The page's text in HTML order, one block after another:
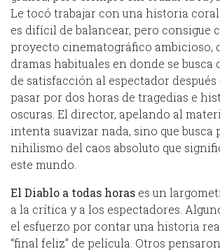
Le tocó trabajar con una historia coral
es difícil de balancear, pero consigue
proyecto cinematográfico ambicioso,
dramas habituales en donde se busca
de satisfacción al espectador
pasar por dos horas de tragedias e
oscuras. El director, apelando al
intenta suavizar nada, sino que busca
nihilismo del caos absoluto que
este mundo.
El Diablo a todas horas es un
a la crítica y a los espectadores.
el esfuerzo por contar una historia
“final feliz” de película. Otros